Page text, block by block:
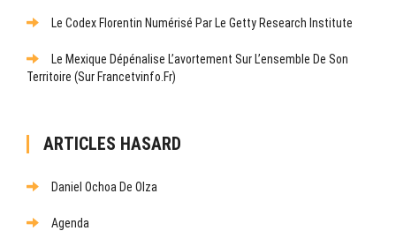
Le Codex Florentin Numérisé Par Le Getty Research Institute
Le Mexique Dépénalise L’avortement Sur L’ensemble De Son
Territoire (sur Francetvinfo.fr)
ARTICLES HASARD
Daniel Ochoa De Olza
Agenda